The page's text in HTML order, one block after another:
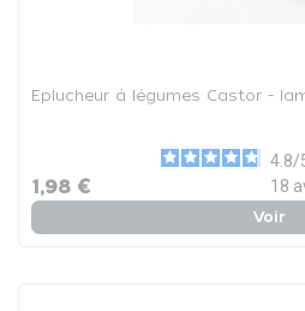
Eplucheur à légumes Castor -
4.8/
18
1,98 €
Voir